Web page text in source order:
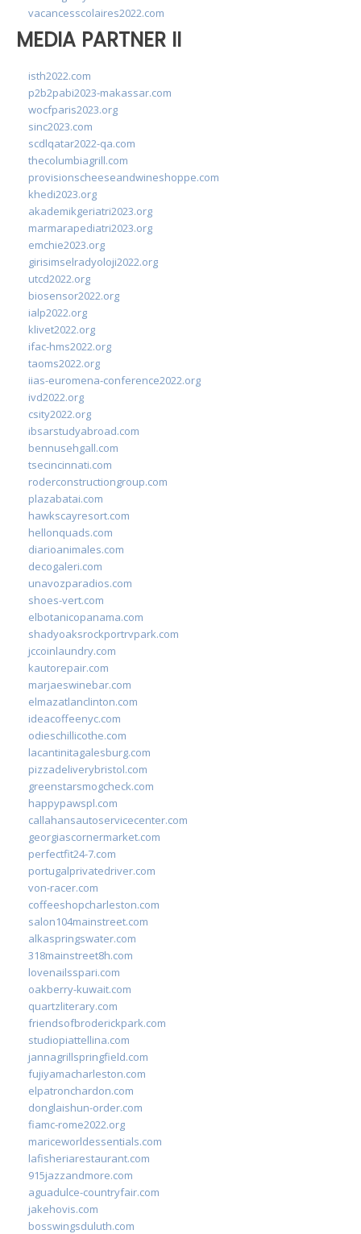
vacancesscolaires2022.com
MEDIA PARTNER II
isth2022.com
p2b2pabi2023-makassar.com
wocfparis2023.org
sinc2023.com
scdlqatar2022-qa.com
thecolumbiagrill.com
provisionscheeseandwineshoppe.com
khedi2023.org
akademikgeriatri2023.org
marmarapediatri2023.org
emchie2023.org
girisimselradyoloji2022.org
utcd2022.org
biosensor2022.org
ialp2022.org
klivet2022.org
ifac-hms2022.org
taoms2022.org
iias-euromena-conference2022.org
ivd2022.org
csity2022.org
ibsarstudyabroad.com
bennusehgall.com
tsecincinnati.com
roderconstructiongroup.com
plazabatai.com
hawkscayresort.com
hellonquads.com
diarioanimales.com
decogaleri.com
unavozparadios.com
shoes-vert.com
elbotanicopanama.com
shadyoaksrockportrvpark.com
jccoinlaundry.com
kautorepair.com
marjaeswinebar.com
elmazatlanclinton.com
ideacoffeenyc.com
odieschillicothe.com
lacantinitagalesburg.com
pizzadeliverybristol.com
greenstarsmogcheck.com
happypawspl.com
callahansautoservicecenter.com
georgiascornermarket.com
perfectfit24-7.com
portugalprivatedriver.com
von-racer.com
coffeeshopcharleston.com
salon104mainstreet.com
alkaspringswater.com
318mainstreet8h.com
lovenailsspari.com
oakberry-kuwait.com
quartzliterary.com
friendsofbroderickpark.com
studiopiattellina.com
jannagrillspringfield.com
fujiyamacharleston.com
elpatronchardon.com
donglaishun-order.com
fiamc-rome2022.org
mariceworldessentials.com
lafisheriarestaurant.com
915jazzandmore.com
aguadulce-countryfair.com
jakehovis.com
bosswingsduluth.com